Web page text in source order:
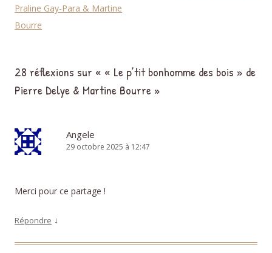
Praline Gay-Para & Martine
Bourre
28 réflexions sur « « Le p’tit bonhomme des bois » de
Pierre Delye & Martine Bourre »
Angele
29 octobre 2025 à 12:47
Merci pour ce partage !
Répondre ↓